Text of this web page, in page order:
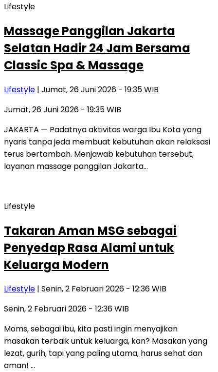
Lifestyle
Massage Panggilan Jakarta
Selatan Hadir 24 Jam Bersama
Classic Spa & Massage
Lifestyle | Jumat, 26 Juni 2026 - 19:35 WIB
Jumat, 26 Juni 2026 - 19:35 WIB
JAKARTA — Padatnya aktivitas warga Ibu Kota yang
nyaris tanpa jeda membuat kebutuhan akan relaksasi
terus bertambah. Menjawab kebutuhan tersebut,
layanan massage panggilan Jakarta…
Lifestyle
Takaran Aman MSG sebagai
Penyedap Rasa Alami untuk
Keluarga Modern
Lifestyle | Senin, 2 Februari 2026 - 12:36 WIB
Senin, 2 Februari 2026 - 12:36 WIB
Moms, sebagai ibu, kita pasti ingin menyajikan
masakan terbaik untuk keluarga, kan? Masakan yang
lezat, gurih, tapi yang paling utama, harus sehat dan
aman! …